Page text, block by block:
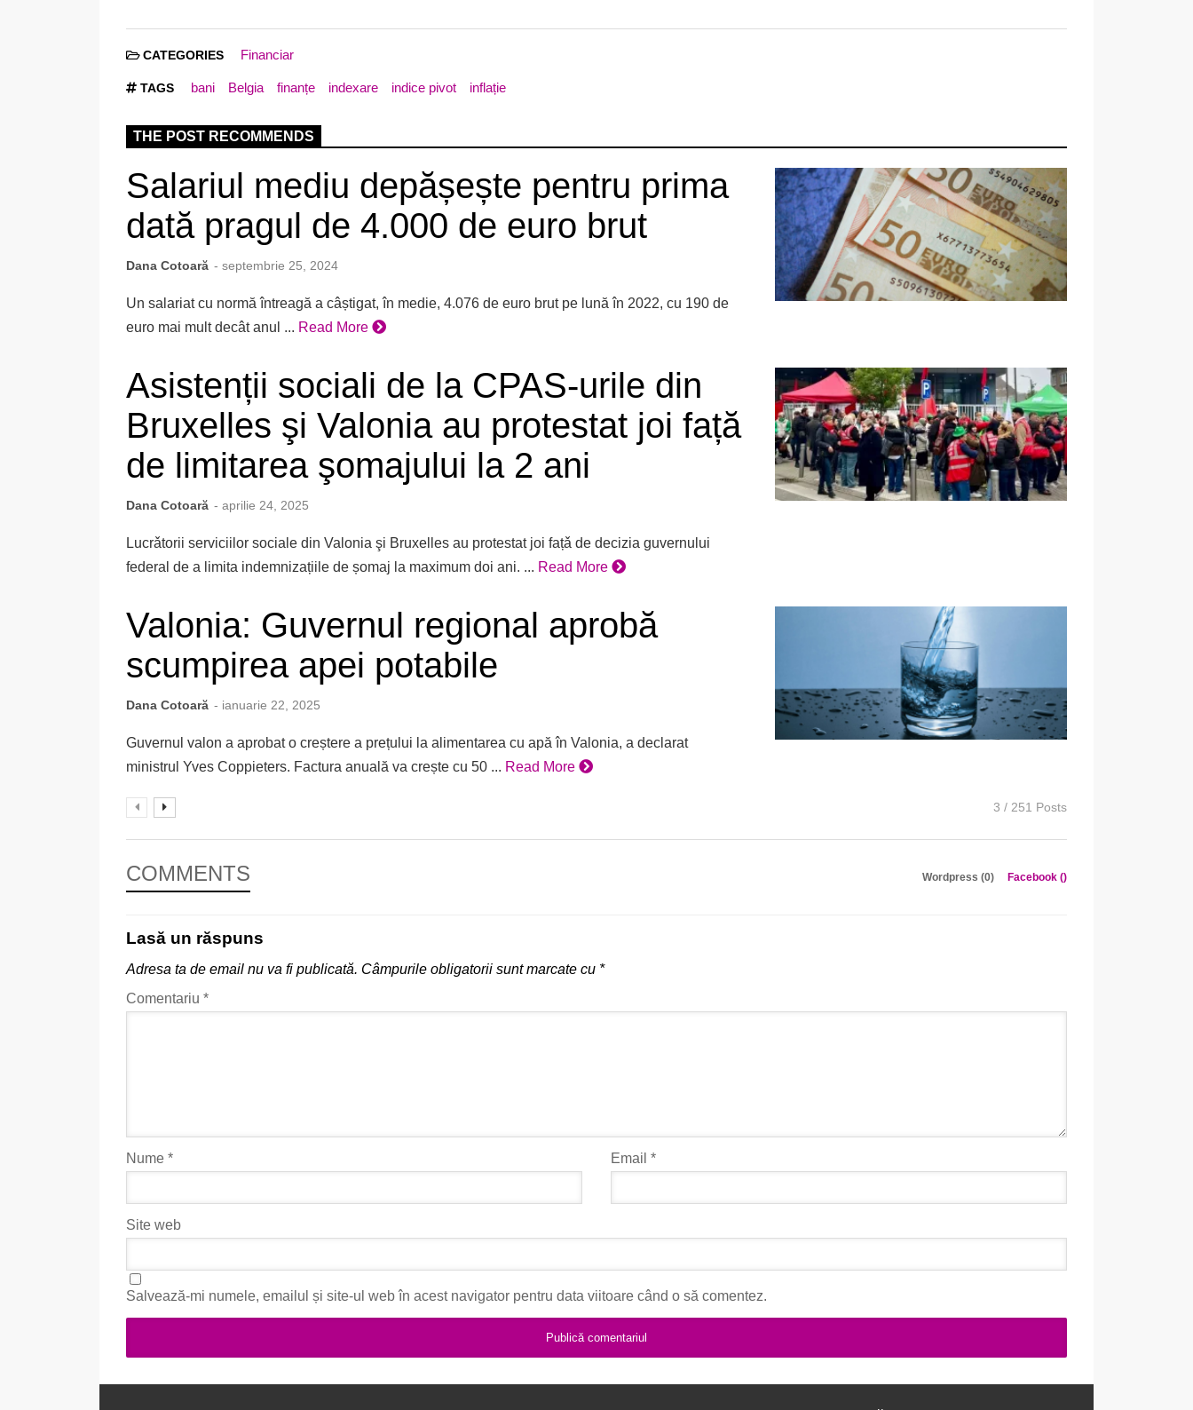
CATEGORIES Financiar
TAGS bani Belgia finanțe indexare indice pivot inflație
THE POST RECOMMENDS
Salariul mediu depășește pentru prima
dată pragul de 4.000 de euro brut
Dana Cotoară - septembrie 25, 2024
Un salariat cu normă întreagă a câștigat, în medie, 4.076 de euro brut pe lună în 2022, cu 190 de
euro mai mult decât anul ... Read More
Asistenții sociali de la CPAS-urile din
Bruxelles şi Valonia au protestat joi față
de limitarea şomajului la 2 ani
Dana Cotoară - aprilie 24, 2025
Lucrǎtorii serviciilor sociale din Valonia şi Bruxelles au protestat joi fațǎ de decizia guvernului
federal de a limita indemnizațiile de șomaj la maximum doi ani. ... Read More
Valonia: Guvernul regional aprobă
scumpirea apei potabile
Dana Cotoară - ianuarie 22, 2025
Guvernul valon a aprobat o creștere a prețului la alimentarea cu apă în Valonia, a declarat
ministrul Yves Coppieters. Factura anuală va crește cu 50 ... Read More
3 / 251 Posts
COMMENTS Wordpress (0) Facebook ()
Lasă un răspuns
Adresa ta de email nu va fi publicată. Câmpurile obligatorii sunt marcate cu *
Comentariu *
Nume * Email *
Site web
Salvează-mi numele, emailul și site-ul web în acest navigator pentru data viitoare când o să comentez.